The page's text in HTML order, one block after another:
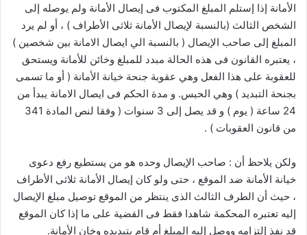
الأمانة إذا إستلم المبلغ المكتوب فى إيصال الأمانة ولم يوصله إلى
الشخص الثالث (بالنسبة لإيصال الأمانة ثلاثى الأطراف ) ، أو لم يرد
المبلغ إلى صاحب الإيصال ( بالنسبة الي ايصال الامانة بين شخصين )
، يعتبره القانون فى هذه الحالة مبدد للمبلغ وخائن للأمانة ويستحق
للعقوبة على هذا الفعل وهي عقوبة جنحة خيانة الأمانة ( أو ما تسمى
بجنحة التبديد ) وهي الحبس. و مدة الحكم فى ايصال الامانة يبدأ من
24 ساعة ( يوم ) و قد يصل إلى 3 سنوات ( وفقا لنص المادة 341
من قانون العقوبات ) .
ولكن يلاحظ أن : صاحب الإيصال وحده هو من يستطيع رفع دعوى
خيانة الأمانة ضد الموقع ، حتى ولو كان إيصال الأمانة ثلاثى الأطراف
، حيث أن الطرف الثالث الذى ينتظر من الموقع توصيل مبلغ الإيصال
إليه تعتبره المحكمة شاهدا فقط فى القضية على ما إذا كان الموقع
قد نفذ إلتزامه ووصل إليه المبلغ أم قام بتبديده وخان الأمانة.